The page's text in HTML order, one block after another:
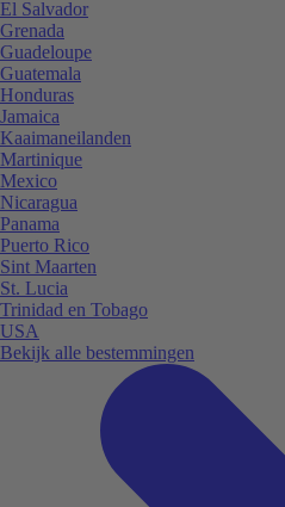
El Salvador
Grenada
Guadeloupe
Guatemala
Honduras
Jamaica
Kaaimaneilanden
Martinique
Mexico
Nicaragua
Panama
Puerto Rico
Sint Maarten
St. Lucia
Trinidad en Tobago
USA
Bekijk alle bestemmingen